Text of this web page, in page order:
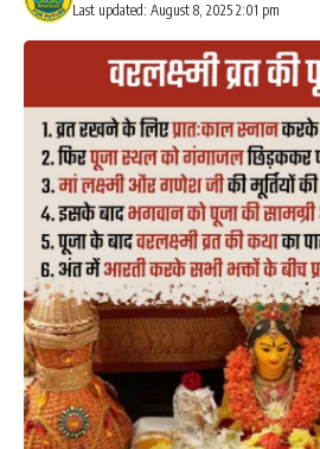
Last updated: August 8, 2025 2:01 pm